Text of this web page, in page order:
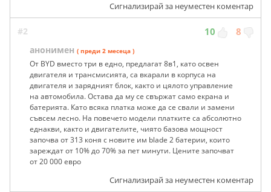
Сигнализирай за неуместен коментар
#2 10 8
анонимен ( преди 2 месеца )
От BYD вместо три в едно, предлагат 8в1, като освен
двигателя и трансмисията, са вкарали в корпуса на
двигателя и зарядният блок, както и цялото управление
на автомобила. Остава да му се свържат само екрана и
батерията. Като всяка платка може да се свали и замени
съвсем лесно. На повечето модели платките са абсолютно
еднакви, както и двигателите, чиято базова мощност
започва от 313 коня с новите им blade 2 батерии, които
зареждат от 10% до 70% за пет минути. Цените започват
от 20 000 евро
Сигнализирай за неуместен коментар